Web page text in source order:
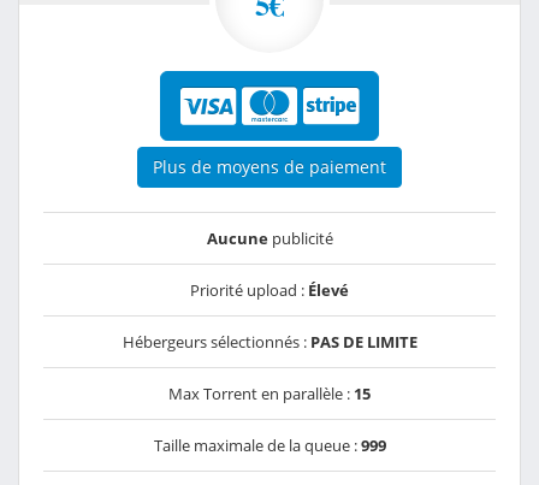
Plus de moyens de paiement
Aucunepublicité
Priorité upload : Élevé
Hébergeurs sélectionnés : PAS DE LIMITE
Max Torrent en parallèle : 15
Taille maximale de la queue :999